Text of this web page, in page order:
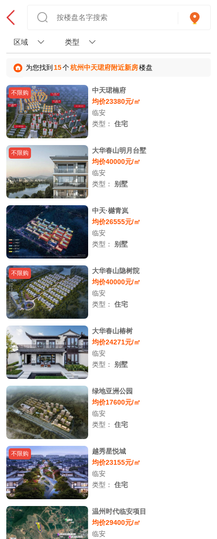
区域 类型
为您找到 15个杭州中天珺府附近新房楼盘
不限购
中天珺楠府
均价23380元/㎡
临安
类型：住宅
不限购
大华春山明月台墅
均价40000元/㎡
临安
类型：别墅
中天·樾青岚
均价26555元/㎡
临安
类型：别墅
不限购
大华春山隐树院
均价40000元/㎡
临安
类型：住宅
大华春山椿树
均价24271元/㎡
临安
类型：别墅
绿地亚洲公园
均价17600元/㎡
临安
类型：住宅
不限购
越秀星悦城
均价23155元/㎡
临安
类型：住宅
温州时代临安项目
均价29400元/㎡
临安